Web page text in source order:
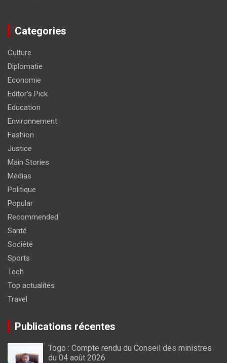
Categories
Culture
Diplomatie
Economie
Editor's Pick
Education
Environnement
Fashion
Justice
Main Stories
Médias
Politique
Popular
Recommended
Santé
Société
Sports
Tech
Top actualités
Travel
Publications récentes
Togo : Compte rendu du Conseil des ministres
du 04 août 2026